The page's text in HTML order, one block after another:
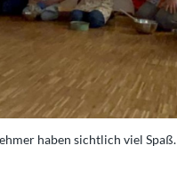
haben sichtlich viel Spaß.